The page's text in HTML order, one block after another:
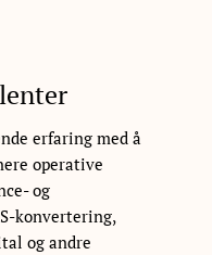
erfaring med å
operative
og
konvertering,
og andre